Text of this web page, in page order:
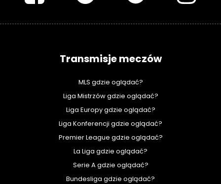
Transmisje meczów
MLS gdzie oglądać?
Liga Mistrzów gdzie oglądać?
Liga Europy gdzie oglądać?
Liga Konferencji gdzie oglądać?
Premier League gdzie oglądać?
La Liga gdzie oglądać?
Serie A gdzie oglądać?
Bundesliga gdzie oglądać?